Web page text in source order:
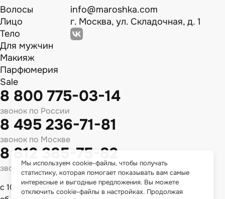
Волосы
Лицо
Тело
Для мужчин
Макияж
Парфюмерия
Sale
info@maroshka.com
г. Москва, ул. Складочная, д. 1
8 800 775-03-14
звонок по России
8 495 236-71-81
звонок по Москве
8 812 385-75-82
звонок по Спб
с 10:00 до 18:00
Мы используем cookie-файлы, чтобы получать
статистику, которая помогает показывать вам самые
интересные и выгодные предложения. Вы можете
отключить cookie-файлы в настройках. Продолжая